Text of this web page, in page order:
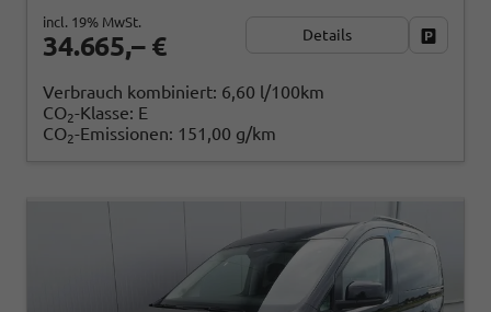
34.665,– €
incl. 19% MwSt.
Details
Verbrauch kombiniert: 6,60 l/100km
CO2-Klasse: E
CO2-Emissionen: 151,00 g/km